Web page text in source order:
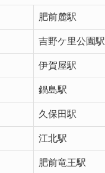
肥前麓駅
吉野ケ里公園駅
伊賀屋駅
鍋島駅
久保田駅
江北駅
肥前竜王駅